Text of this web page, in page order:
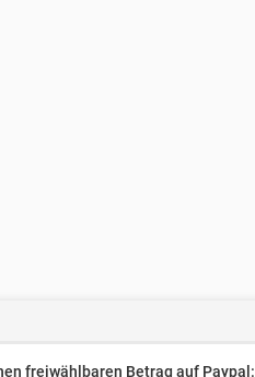
freiwählbaren Betrag auf Paypal: